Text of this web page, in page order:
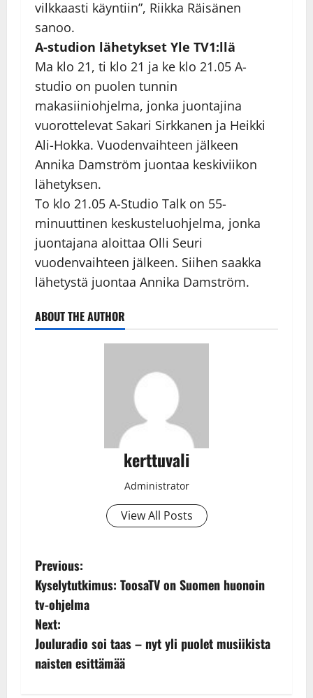
vilkkaasti käyntiin”, Riikka Räisänen
sanoo.
A-studion lähetykset Yle TV1:llä
Ma klo 21, ti klo 21 ja ke klo 21.05 A-
studio on puolen tunnin
makasiiniohjelma, jonka juontajina
vuorottelevat Sakari Sirkkanen ja Heikki
Ali-Hokka. Vuodenvaihteen jälkeen
Annika Damström juontaa keskiviikon
lähetyksen.
To klo 21.05 A-Studio Talk on 55-
minuuttinen keskusteluohjelma, jonka
juontajana aloittaa Olli Seuri
vuodenvaihteen jälkeen. Siihen saakka
lähetystä juontaa Annika Damström.
ABOUT THE AUTHOR
kerttuvali
Administrator
View All Posts
P
o
s
t
Previous:
Kyselytutkimus: ToosaTV on Suomen huonoin
tv-ohjelma
Next:
Jouluradio soi taas – nyt yli puolet musiikista
naisten esittämää